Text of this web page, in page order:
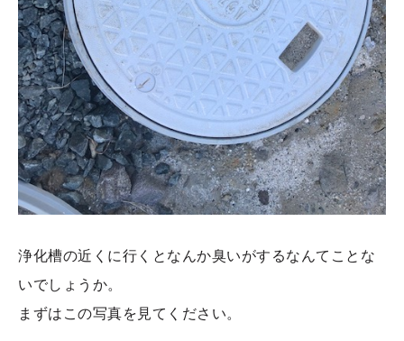
浄化槽の近くに行くとなんか臭いがするなんてことな
いでしょうか。
まずはこの写真を見てください。